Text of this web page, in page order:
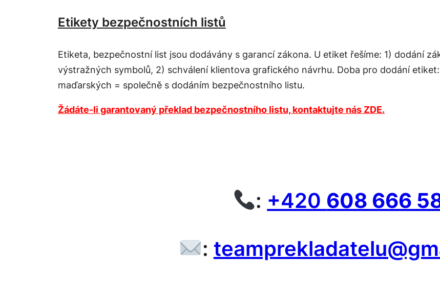
Etikety bezpečnostních listů
Etiketa, bezpečnostní list jsou dodávány s garancí zákona. U etiket řešíme: 1) dodání
výstražných symbolů, 2) schválení klientova grafického návrhu. Doba pro dodání
maďarských = společně s dodáním bezpečnostního listu.
Žádáte-li garantovaný překlad bezpečnostního listu, kontaktujte nás ZDE.
: +420 608 666
: